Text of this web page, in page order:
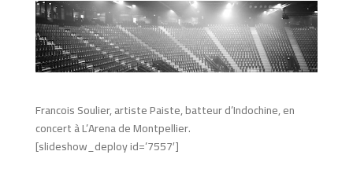
Francois Soulier, artiste Paiste, batteur d’Indochine, en
concert à L’Arena de Montpellier.
[slideshow_deploy id=’7557′]